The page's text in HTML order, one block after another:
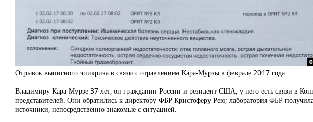
Отрывок выписного эпикриза в связи с отравлением Кара-Мурзы в феврале 2017 года
Владимиру Кара-Мурзе 37 лет, он гражданин России и резидент США; у него есть связи в
представителей. Они обратились к директору ФБР Кристоферу Рею; лаборатория ФБР
источники, непосредственно знакомые с ситуацией.